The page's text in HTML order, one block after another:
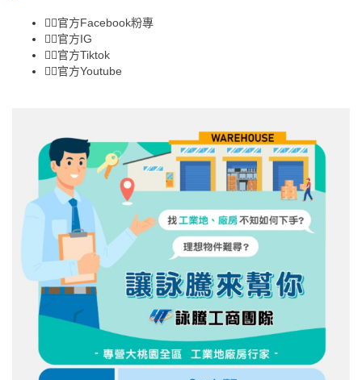
👉🏻官方Facebook粉專
👉🏻官方IG
👉🏻官方Tiktok
👉🏻官方Youtube